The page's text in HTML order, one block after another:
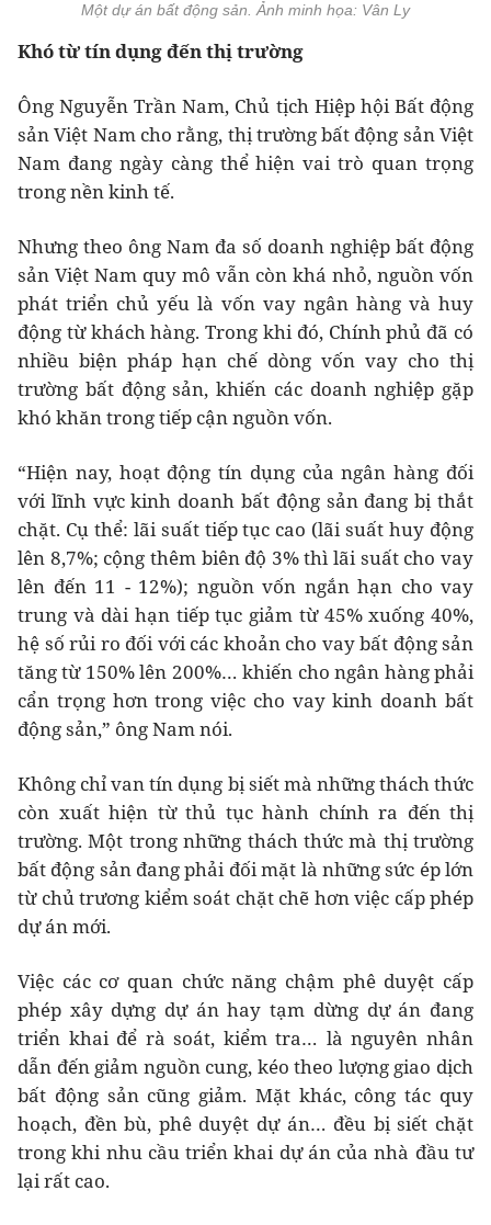
Một dự án bất động sản. Ảnh minh họa: Vân Ly
Khó từ tín dụng đến thị trường
Ông Nguyễn Trần Nam, Chủ tịch Hiệp hội Bất động
sản Việt Nam cho rằng, thị trường bất động sản Việt
Nam đang ngày càng thể hiện vai trò quan trọng
trong nền kinh tế.
Nhưng theo ông Nam đa số doanh nghiệp bất động
sản Việt Nam quy mô vẫn còn khá nhỏ, nguồn vốn
phát triển chủ yếu là vốn vay ngân hàng và huy
động từ khách hàng. Trong khi đó, Chính phủ đã có
nhiều biện pháp hạn chế dòng vốn vay cho thị
trường bất động sản, khiến các doanh nghiệp gặp
khó khăn trong tiếp cận nguồn vốn.
“Hiện nay, hoạt động tín dụng của ngân hàng đối
với lĩnh vực kinh doanh bất động sản đang bị thắt
chặt. Cụ thể: lãi suất tiếp tục cao (lãi suất huy động
lên 8,7%; cộng thêm biên độ 3% thì lãi suất cho vay
lên đến 11 - 12%); nguồn vốn ngắn hạn cho vay
trung và dài hạn tiếp tục giảm từ 45% xuống 40%,
hệ số rủi ro đối với các khoản cho vay bất động sản
tăng từ 150% lên 200%… khiến cho ngân hàng phải
cẩn trọng hơn trong việc cho vay kinh doanh bất
động sản,” ông Nam nói.
Không chỉ van tín dụng bị siết mà những thách thức
còn xuất hiện từ thủ tục hành chính ra đến thị
trường. Một trong những thách thức mà thị trường
bất động sản đang phải đối mặt là những sức ép lớn
từ chủ trương kiểm soát chặt chẽ hơn việc cấp phép
dự án mới.
Việc các cơ quan chức năng chậm phê duyệt cấp
phép xây dựng dự án hay tạm dừng dự án đang
triển khai để rà soát, kiểm tra… là nguyên nhân
dẫn đến giảm nguồn cung, kéo theo lượng giao dịch
bất động sản cũng giảm. Mặt khác, công tác quy
hoạch, đền bù, phê duyệt dự án… đều bị siết chặt
trong khi nhu cầu triển khai dự án của nhà đầu tư
lại rất cao.